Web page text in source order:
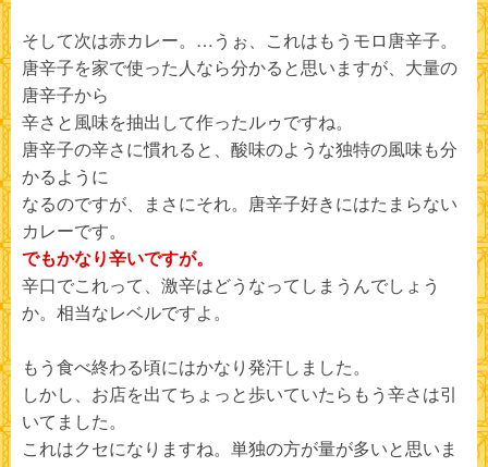
そして次は赤カレー。…うぉ、これはもうモロ唐辛子。
唐辛子を家で使った人なら分かると思いますが、大量の
唐辛子から
辛さと風味を抽出して作ったルゥですね。
唐辛子の辛さに慣れると、酸味のような独特の風味も分
かるように
なるのですが、まさにそれ。唐辛子好きにはたまらない
カレーです。
でもかなり辛いですが。
辛口でこれって、激辛はどうなってしまうんでしょう
か。相当なレベルですよ。
もう食べ終わる頃にはかなり発汗しました。
しかし、お店を出てちょっと歩いていたらもう辛さは引
いてました。
これはクセになりますね。単独の方が量が多いと思いま